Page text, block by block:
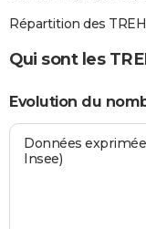
Répartition des
Qui sont les
Evolution du
Données
Insee)